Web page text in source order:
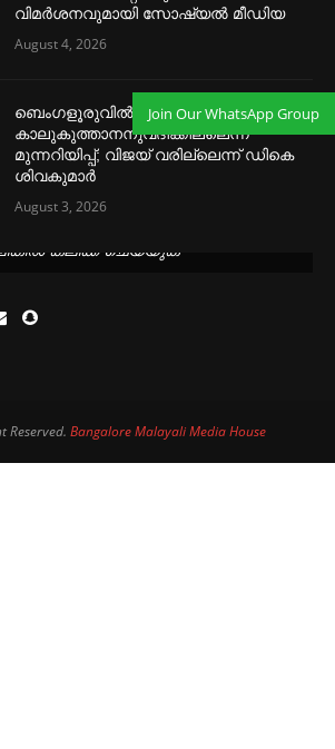
വിമര്‍ശനവുമായി സോഷ്യല്‍ മീഡിയ
August 4, 2026
ബെംഗളൂരുവില്‍
കാലുകുത്താനനുവദിക്കില്ലെന്ന്
മുന്നറിയിപ്പ്; വിജയ് വരില്ലെന്ന് ഡികെ
ശിവകുമാര്‍
August 3, 2026
ക്ലിക്ക് ചെയ്യുക
Reserved. Bangalore Malayali Media House
Join Our WhatsApp Group